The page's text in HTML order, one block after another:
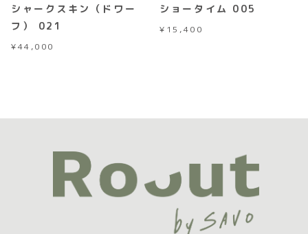
シャークスキン（ドワー
フ） 021
¥44,000
ショータイム 005
¥ 15,400